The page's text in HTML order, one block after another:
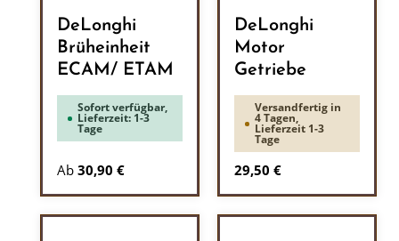
DeLonghi
Brüheinheit
ECAM/ ETAM
Sofort verfügbar,
Lieferzeit: 1-3
Tage
Ab 30,90 €
DeLonghi
Motor
Getriebe
Versandfertig in
4 Tagen,
Lieferzeit 1-3
Tage
Regulärer Preis:
29,50 €